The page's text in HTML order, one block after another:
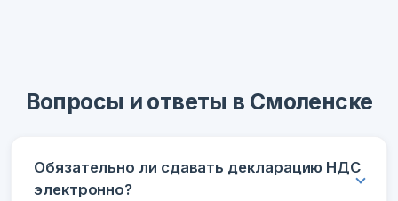
Вопросы и ответы в Смоленске
Обязательно ли сдавать декларацию НДС
электронно?